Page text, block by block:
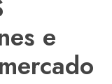
e